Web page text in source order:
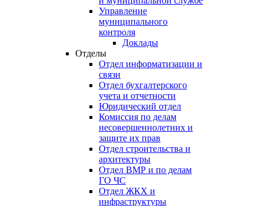
Управление
муниципального
контроля
Доклады
Отделы
Отдел информатизации и
связи
Отдел бухгалтерского
учета и отчетности
Юридический отдел
Комиссия по делам
несовершеннолетних и
защите их прав
Отдел строительства и
архитектуры
Отдел ВМР и по делам
ГО ЧС
Отдел ЖКХ и
инфраструктуры